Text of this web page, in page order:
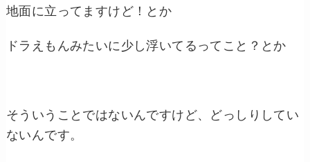
地面に立ってますけど！とか
ドラえもんみたいに少し浮いてるってこと？とか
そういうことではないんですけど、どっしりしてい
ないんです。